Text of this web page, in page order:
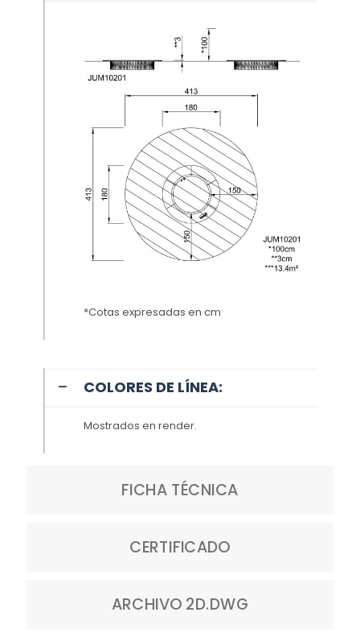
*Cotas expresadas en cm
COLORES DE LÍNEA:
Mostrados en render.
FICHA TÉCNICA
CERTIFICADO
ARCHIVO 2D.DWG